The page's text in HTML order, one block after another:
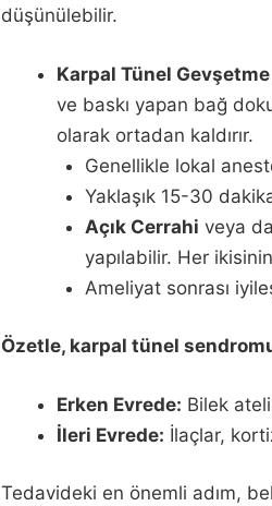
düşünülebilir.
Karpal Tünel
ve baskı yapan bağ
olarak ortadan kaldırır.
Genellikle lokal
Yaklaşık 15-30
Açık Cerrahi veya
yapılabilir. Her
Ameliyat sonrası
Özetle, karpal tünel
Erken Evrede: Bilek
İleri Evrede: İlaçlar,
Tedavideki en önemli adım,